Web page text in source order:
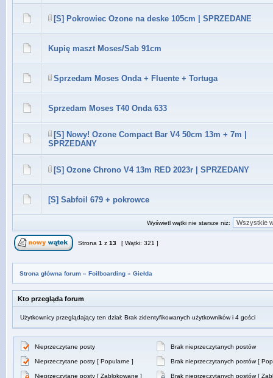
[S] Pokrowiec Ozone na deske 105cm | SPRZEDANE
Kupię maszt Moses/Sab 91cm
Sprzedam Moses Onda + Fluente + Tortuga
Sprzedam Moses T40 Onda 633
[S] Nowy! Ozone Compact Bar V4 50cm 13m + 7m |
SPRZEDANY
[S] Ozone Chrono V4 13m RED 2023r | SPRZEDANY
[S] Sabfoil 679 + pokrowce
Wyświetl wątki nie starsze niż:
Strona 1 z 13 [ Wątki: 321 ]
Strona główna forum » Foilboarding » Giełda
Kto przegląda forum
Użytkownicy przeglądający ten dział: Brak zidentyfikowanych użytkowników i 4 gości
Nieprzeczytane posty Brak nieprzeczytanych postów
Nieprzeczytane posty [ Popularne ] Brak nieprzeczytanych postów [
Nieprzeczytane posty [ Zablokowane ] Brak nieprzeczytanych postów [